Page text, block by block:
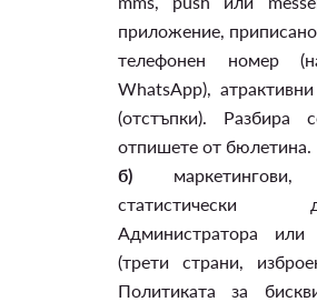
приложение,
телефонен номер
WhatsApp),
(отстъпки).
отпишете от бюлетина.
б)
Администратора или
(трети страни,
Политиката за